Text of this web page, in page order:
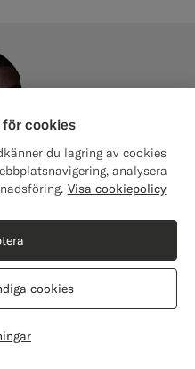
Close
USA?
för dig.
cookies
du lagring av cookies
analysera
Visa cookiepolicy
cookies